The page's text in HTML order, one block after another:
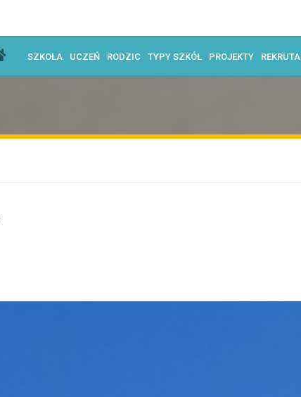
SZKOŁA UCZEŃ RODZIC TYPY SZKÓŁ PROJEKTY